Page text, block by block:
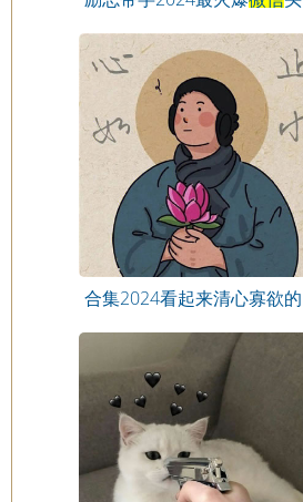
合集2024看起来清心寡欲的